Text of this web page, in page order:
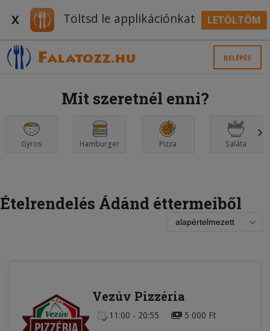
X Töltsd le applikációnkat LETÖLTÖM
BELÉPÉS
Mit szeretnél enni?
Gyros Hamburger Pizza Saláta
Ételrendelés Ádánd éttermeiből
Vezúv Pizzéria
11:00 - 20:55 5 000 Ft